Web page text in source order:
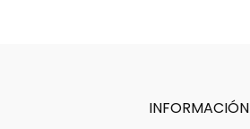
INFORMACIÓN